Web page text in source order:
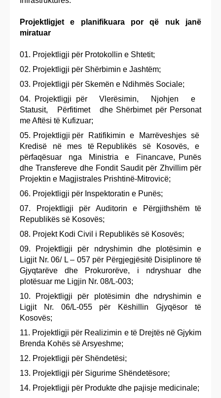
Projektligjet e planifikuara por që nuk janë
miratuar
Projektligji për Protokollin e Shtetit;
Projektligji për Shërbimin e Jashtëm;
Projektligji për Skemën e Ndihmës Sociale;
Projektligji për Vlerësimin, Njohjen e
Statusit, Përfitimet dhe Shërbimet për Personat
me Aftësi të Kufizuar;
Projektligji për Ratifikimin e Marrëveshjes së
Kredisë në mes të Republikës së Kosovës, e
përfaqësuar nga Ministria e Financave, Punës
dhe Transfereve dhe Fondit Saudit për Zhvillim për
Projektin e Magjistrales Prishtinë-Mitrovicë;
Projektligji për Inspektoratin e Punës;
Projektligji për Auditorin e Përgjithshëm të
Republikës së Kosovës;
Projekt Kodi Civil i Republikës së Kosovës;
Projektligji për ndryshimin dhe plotësimin e
Ligjit Nr. 06/ L – 057 për Përgjegjësitë Disiplinore të
Gjyqtarëve dhe Prokurorëve, i ndryshuar dhe
plotësuar me Ligjin Nr. 08/L-003;
Projektligji për plotësimin dhe ndryshimin e
Ligjit Nr. 06/L-055 për Këshillin Gjyqësor të
Kosovës;
Projektligji për Realizimin e të Drejtës në Gjykim
Brenda Kohës së Arsyeshme;
Projektligji për Shëndetësi;
Projektligji për Sigurime Shëndetësore;
Projektligji për Produkte dhe pajisje medicinale;